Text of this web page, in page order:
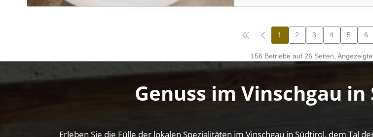
Genuss im Vinschgau
Erleben Sie die Fülle der lokalen Spezialitäten im Vinschgau in Südtirol, dem Tal